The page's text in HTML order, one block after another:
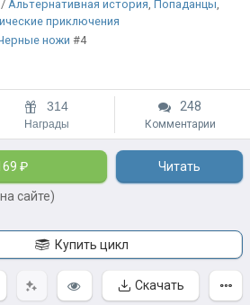
/Альтернативная история,Попаданцы,
приключения
ножи #4
314
Награды
248
Комментарии
Купить за 169 ₽
сайте)
Читать
Купить цикл
Скачать